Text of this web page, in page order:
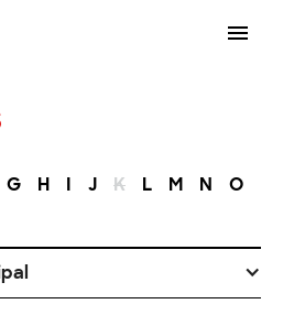
G H I J K L M N O